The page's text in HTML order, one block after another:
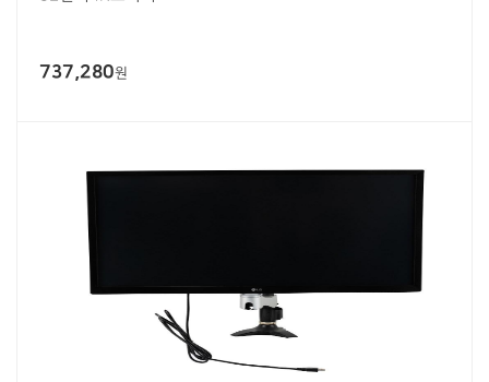
737,280원